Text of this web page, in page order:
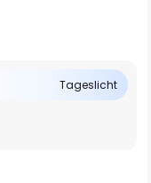
Tageslicht